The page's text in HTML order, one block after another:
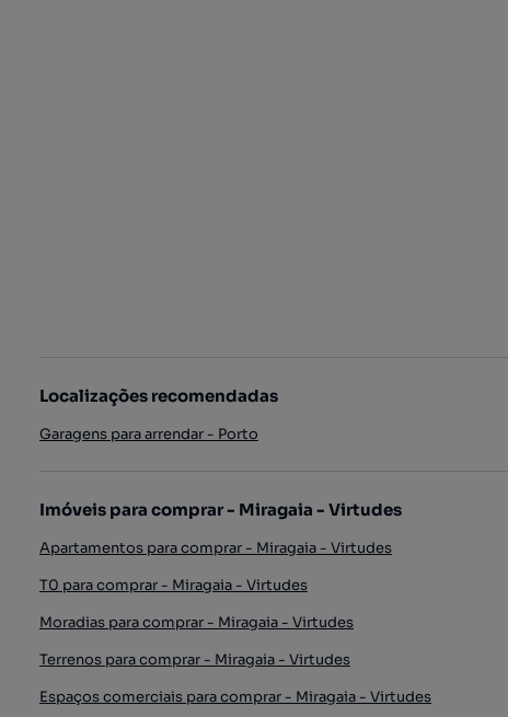
Localizações recomendadas
Garagens para arrendar - Porto
Imóveis para comprar - Miragaia - Virtudes
Apartamentos para comprar - Miragaia - Virtudes
T0 para comprar - Miragaia - Virtudes
Moradias para comprar - Miragaia - Virtudes
Terrenos para comprar - Miragaia - Virtudes
Espaços comerciais para comprar - Miragaia - Virtudes